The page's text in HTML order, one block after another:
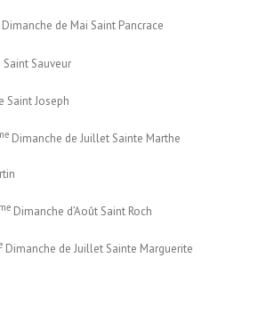
Dimanche de Mai Saint Pancrace
Saint Sauveur
Saint Joseph
Dimanche de Juillet Sainte Marthe
Dimanche d’Août Saint Roch
Dimanche de Juillet Sainte Marguerite